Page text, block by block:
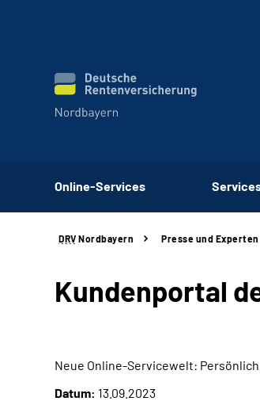
Online-Services
DRV Nordbayern Presse und Experten
Kundenportal
Neue Online-Servicewelt:
Datum: 13.09.2023